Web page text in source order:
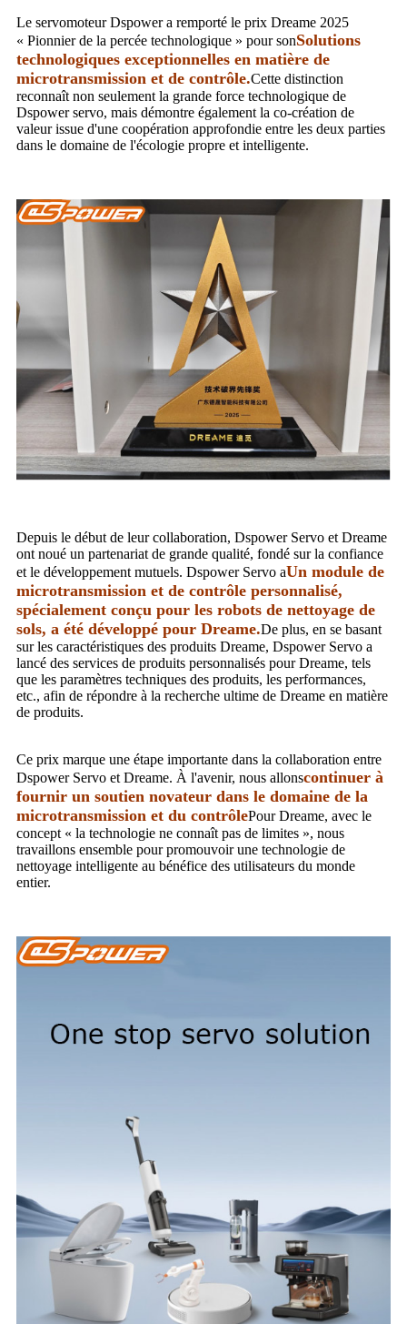
Le servomoteur Dspower a remporté le prix Dreame 2025
« Pionnier de la percée technologique » pour sonSolutions
technologiques exceptionnelles en matière de
microtransmission et de contrôle.Cette distinction
reconnaît non seulement la grande force technologique de
Dspower servo, mais démontre également la co-création de
valeur issue d'une coopération approfondie entre les deux parties
dans le domaine de l'écologie propre et intelligente.
Depuis le début de leur collaboration, Dspower Servo et Dreame
ont noué un partenariat de grande qualité, fondé sur la confiance
et le développement mutuels. Dspower Servo aUn module de
microtransmission et de contrôle personnalisé,
spécialement conçu pour les robots de nettoyage de
sols, a été développé pour Dreame.De plus, en se basant
sur les caractéristiques des produits Dreame, Dspower Servo a
lancé des services de produits personnalisés pour Dreame, tels
que les paramètres techniques des produits, les performances,
etc., afin de répondre à la recherche ultime de Dreame en matière
de produits.
Ce prix marque une étape importante dans la collaboration entre
Dspower Servo et Dreame. À l'avenir, nous allonscontinuer à
fournir un soutien novateur dans le domaine de la
microtransmission et du contrôlePour Dreame, avec le
concept « la technologie ne connaît pas de limites », nous
travaillons ensemble pour promouvoir une technologie de
nettoyage intelligente au bénéfice des utilisateurs du monde
entier.